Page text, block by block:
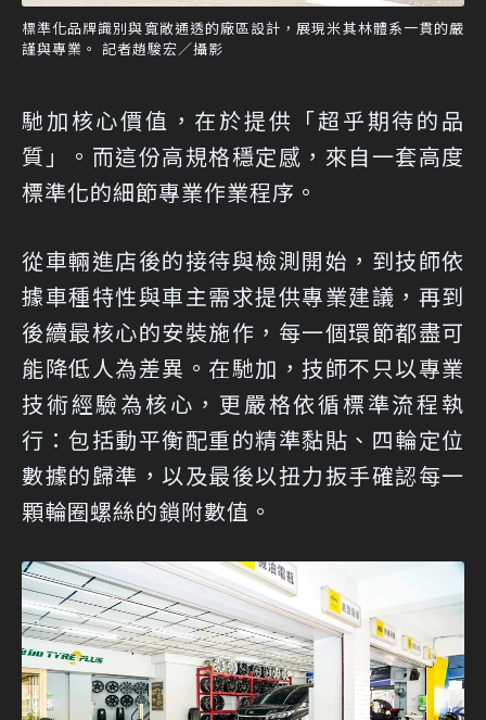
標準化品牌識別與寬敞通透的廠區設計，展現米其林體系一貫的嚴
謹與專業。 記者趙駿宏／攝影
馳加核心價值，在於提供「超乎期待的品
質」。而這份高規格穩定感，來自一套高度
標準化的細節專業作業程序。
從車輛進店後的接待與檢測開始，到技師依
據車種特性與車主需求提供專業建議，再到
後續最核心的安裝施作，每一個環節都盡可
能降低人為差異。在馳加，技師不只以專業
技術經驗為核心，更嚴格依循標準流程執
行：包括動平衡配重的精準黏貼、四輪定位
數據的歸準，以及最後以扭力扳手確認每一
顆輪圈螺絲的鎖附數值。